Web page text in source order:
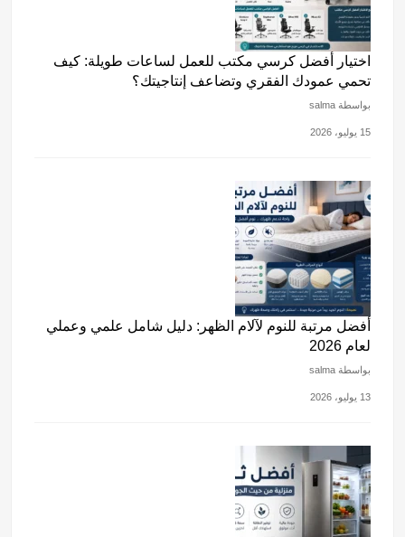
اختيار أفضل كرسي مكتب للعمل لساعات طويلة: كيف
تحمي عمودك الفقري وتضاعف إنتاجيتك؟
بواسطة salma
15 يوليو، 2026
أفضل مرتبة للنوم لآلام الظهر: دليل شامل علمي وعملي
لعام 2026
بواسطة salma
13 يوليو، 2026